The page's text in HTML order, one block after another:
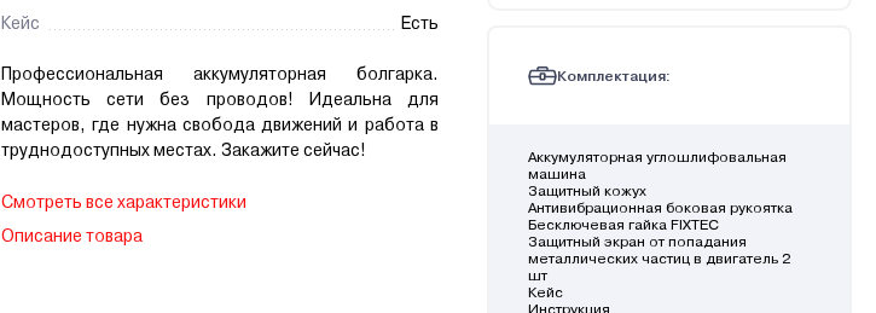
Кейс
Есть
Профессиональная аккумуляторная болгарка.
Мощность сети без проводов! Идеальна для
мастеров, где нужна свобода движений и работа в
труднодоступных местах. Закажите сейчас!
Смотреть все характеристики
Описание товара
Комплектация:
Аккумуляторная углошлифовальная
машина
Защитный кожух
Антивибрационная боковая рукоятка
Бесключевая гайка FIXTEC
Защитный экран от попадания
металлических частиц в двигатель 2
шт
Кейс
Инструкция